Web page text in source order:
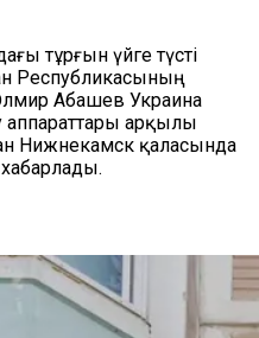
тұрғын үйге түсті
Республикасының
Абашев Украина
арқылы
Нижнекамск қаласында